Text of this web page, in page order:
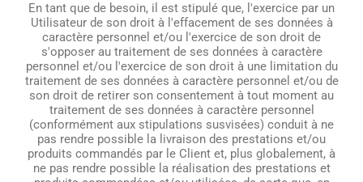
En tant que de besoin, il est stipulé que, l'exercice par un
Utilisateur de son droit à l'effacement de ses données à
caractère personnel et/ou l'exercice de son droit de
s'opposer au traitement de ses données à caractère
personnel et/ou l'exercice de son droit à une limitation du
traitement de ses données à caractère personnel et/ou de
son droit de retirer son consentement à tout moment au
traitement de ses données à caractère personnel
(conformément aux stipulations susvisées) conduit à ne
pas rendre possible la livraison des prestations et/ou
produits commandés par le Client et, plus globalement, à
ne pas rendre possible la réalisation des prestations et